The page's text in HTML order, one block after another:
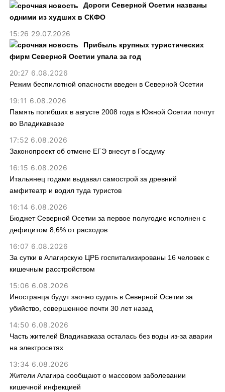
Дороги Северной Осетии названы
одними из худших в СКФО
15:26 29.07.2026
Прибыль крупных туристических
фирм Северной Осетии упала за год
20:27 6.08.2026
Режим беспилотной опасности введен в Северной Осетии
19:11 6.08.2026
Память погибших в августе 2008 года в Южной Осетии почтут
во Владикавказе
17:52 6.08.2026
Законопроект об отмене ЕГЭ внесут в Госдуму
16:15 6.08.2026
Итальянец годами выдавал самострой за древний
амфитеатр и водил туда туристов
16:14 6.08.2026
Бюджет Северной Осетии за первое полугодие исполнен с
дефицитом 8,6% от расходов
16:07 6.08.2026
За сутки в Алагирскую ЦРБ госпитализированы 16 человек с
кишечным расстройством
15:06 6.08.2026
Иностранца будут заочно судить в Северной Осетии за
убийство, совершенное почти 30 лет назад
14:50 6.08.2026
Часть жителей Владикавказа осталась без воды из-за аварии
на электросетях
13:34 6.08.2026
Жители Алагира сообщают о массовом заболевании
кишечной инфекцией